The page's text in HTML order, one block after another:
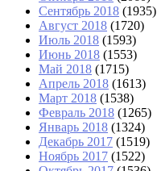
Сентябрь 2018 (1935)
Август 2018 (1720)
Июль 2018 (1593)
Июнь 2018 (1553)
Май 2018 (1715)
Апрель 2018 (1613)
Март 2018 (1538)
Февраль 2018 (1265)
Январь 2018 (1324)
Декабрь 2017 (1519)
Ноябрь 2017 (1522)